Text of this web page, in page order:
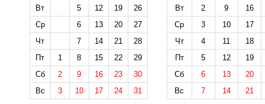
Вт
5 12 19
26
Ср
6 13 20
27
Чт
7 14 21
28
Пт
1 8 15 22
29
Сб
2 9 16 23
30
Вс
3 10 17 24 31
Вт
2 9
16
Ср
3 10
17
Чт
4 11
18
Пт
5 12
19
Сб
6 13
20
Вс
7 14 21